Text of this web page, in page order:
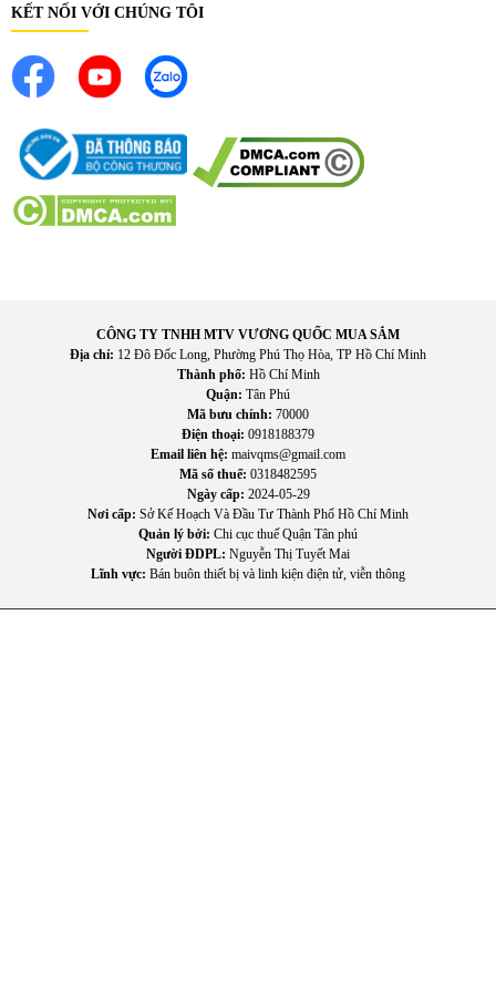
Điều chỉnh nhiệt Có
7.Tại sao nên muaMáy sấy hoa quả điện tử WMF Kitchenminis
hãng tại KingShop.vn?
Hàng chính hãng 100%, bảo hành đầy đủ
Hỗ trợ tư vấn tận tình, chuyên nghiệp.
Nếu bạn đang tìm kiếm một thiết bị sấy thực phẩm đa năng, nhỏ
Máy sấy hoa quả, thực phẩm gia đình WMF
chính là lựa chọn lý tưởng. Hãy đặt mua ngay tại
để trải nghiệm tiện ích và nâng cao chất lượng bữa
ăn gia đình.
KẾT NỐI VỚI CHÚNG TÔI
CÔNG TY TNHH MTV VƯƠNG QUỐC MUA SẮM
Địa chỉ: 12 Đô Đốc Long, Phường Phú Thọ Hòa, TP Hồ Chí Minh
Thành phố: Hồ Chí Minh
Quận: Tân Phú
Mã bưu chính: 70000
Điện thoại: 0918188379
Email liên hệ: maivqms@gmail.com
Mã số thuế: 0318482595
Ngày cấp: 2024-05-29
Nơi cấp: Sở Kế Hoạch Và Đầu Tư Thành Phố Hồ Chí Minh
Quản lý bởi: Chi cục thuế Quận Tân phú
Người ĐDPL: Nguyễn Thị Tuyết Mai
Lĩnh vực: Bán buôn thiết bị và linh kiện điện tử, viễn thông